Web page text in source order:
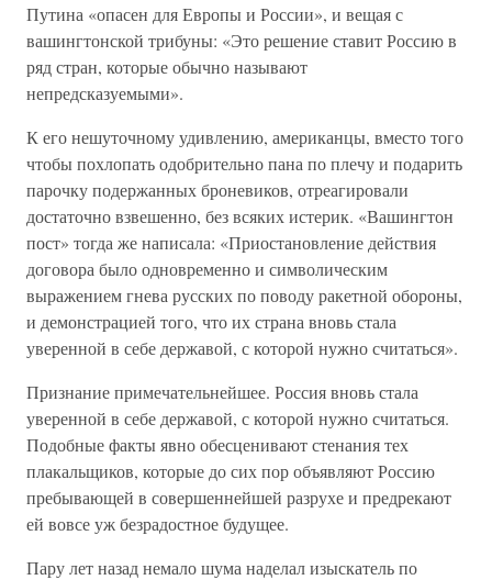
Путина «опасен для Европы и России», и вещая с
вашингтонской трибуны: «Это решение ставит Россию в
ряд стран, которые обычно называют
непредсказуемыми».
К его нешуточному удивлению, американцы, вместо того
чтобы похлопать одобрительно пана по плечу и подарить
парочку подержанных броневиков, отреагировали
достаточно взвешенно, без всяких истерик. «Вашингтон
пост» тогда же написала: «Приостановление действия
договора было одновременно и символическим
выражением гнева русских по поводу ракетной обороны,
и демонстрацией того, что их страна вновь стала
уверенной в себе державой, с которой нужно считаться».
Признание примечательнейшее. Россия вновь стала
уверенной в себе державой, с которой нужно считаться.
Подобные факты явно обесценивают стенания тех
плакальщиков, которые до сих пор объявляют Россию
пребывающей в совершеннейшей разрухе и предрекают
ей вовсе уж безрадостное будущее.
Пару лет назад немало шума наделал изыскатель по